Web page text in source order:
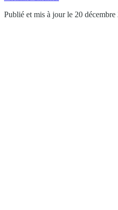
Publié et mis à jour le 20 décembre